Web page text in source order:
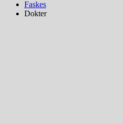
Faskes
Dokter